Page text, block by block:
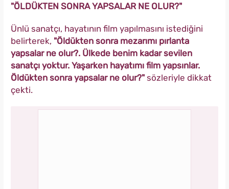
"ÖLDÜKTEN SONRA YAPSALAR NE OLUR?"
Ünlü sanatçı, hayatının film yapılmasını istediğini
belirterek, "Öldükten sonra mezarımı pırlanta
yapsalar ne olur?. Ülkede benim kadar sevilen
sanatçı yoktur. Yaşarken hayatımı film yapsınlar.
Öldükten sonra yapsalar ne olur?" sözleriyle dikkat
çekti.